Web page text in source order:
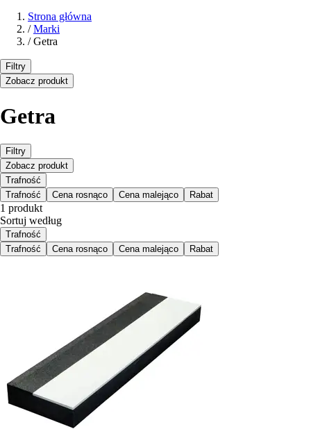
Strona główna
/ Marki
/ Getra
Filtry
Zobacz produkt
Getra
Filtry
Zobacz produkt
Trafność
Trafność
Cena rosnąco Cena malejąco Rabat
1 produkt
Sortuj według
Trafność
Trafność
Cena rosnąco Cena malejąco Rabat